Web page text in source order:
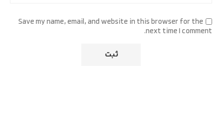
Save my name, email, and website in this browser for the
next time I comment.